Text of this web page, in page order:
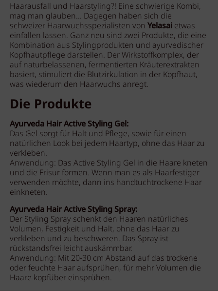
Haarausfall und Haarstyling?! Eine schwierige Kombi,
mag man glauben... Dagegen haben sich die
schweizer Haarwuchsspezialisten von Yelasai etwas
einfallen lassen. Ganz neu sind zwei Produkte, die eine
Kombination aus Stylingprodukten und ayurvedischer
Kopfhautpflege darstellen. Der Wirkstoffkomplex, der
auf naturbelassenen, fermentierten Kräuterextrakten
basiert, stimuliert die Blutzirkulation in der Kopfhaut,
was wiederum den Haarwuchs anregt.
Die Produkte
Ayurveda Hair Active Styling Gel:
Das Gel sorgt für Halt und Pflege, sowie für einen
natürlichen Look bei jedem Haartyp, ohne das Haar zu
verkleben.
Anwendung: Das Active Styling Gel in die Haare kneten
und die Frisur formen. Wenn man es als Haarfestiger
verwenden möchte, dann ins handtuchtrockene Haar
einkneten.
Ayurveda Hair Active Styling Spray:
Der Styling Spray schenkt den Haaren natürliches
Volumen, Festigkeit und Halt, ohne das Haar zu
verkleben und zu beschweren. Das Spray ist
rückstandsfrei leicht auskämmbar.
Anwendung: Mit 20-30 cm Abstand auf das trockene
oder feuchte Haar aufsprühen, für mehr Volumen die
Haare kopfüber einsprühen.